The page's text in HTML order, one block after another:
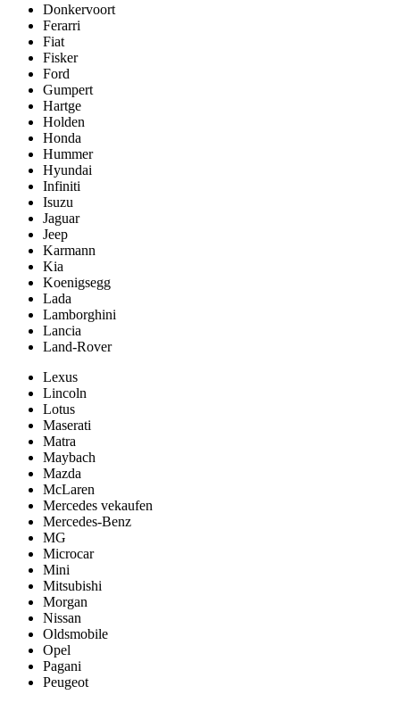
Donkervoort
Ferarri
Fiat
Fisker
Ford
Gumpert
Hartge
Holden
Honda
Hummer
Hyundai
Infiniti
Isuzu
Jaguar
Jeep
Karmann
Kia
Koenigsegg
Lada
Lamborghini
Lancia
Land-Rover
Lexus
Lincoln
Lotus
Maserati
Matra
Maybach
Mazda
McLaren
Mercedes vekaufen
Mercedes-Benz
MG
Microcar
Mini
Mitsubishi
Morgan
Nissan
Oldsmobile
Opel
Pagani
Peugeot